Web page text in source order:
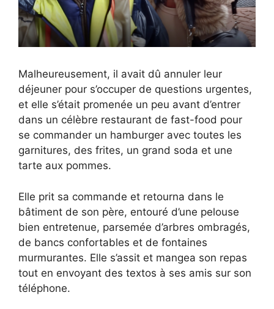
Malheureusement, il avait dû annuler leur
déjeuner pour s’occuper de questions urgentes,
et elle s’était promenée un peu avant d’entrer
dans un célèbre restaurant de fast-food pour
se commander un hamburger avec toutes les
garnitures, des frites, un grand soda et une
tarte aux pommes.
Elle prit sa commande et retourna dans le
bâtiment de son père, entouré d’une pelouse
bien entretenue, parsemée d’arbres ombragés,
de bancs confortables et de fontaines
murmurantes. Elle s’assit et mangea son repas
tout en envoyant des textos à ses amis sur son
téléphone.